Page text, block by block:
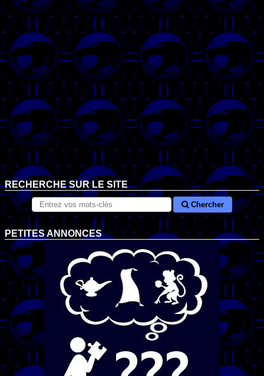
RECHERCHE SUR LE SITE
Chercher
PETITES ANNONCES